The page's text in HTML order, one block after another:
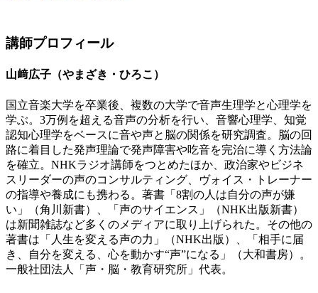
講師プロフィール
山﨑広子（やまざき・ひろこ）
国立音楽大学を卒業後、複数の大学で音声生理学と心理学を
学ぶ。3万例を超える音声の分析を行い、音響心理学、知覚
認知心理学をベースに音や声と脳の関係を研究調査。脳の回
路に着目した発声理論で発声障害や吃音を完治に導く方法論
を確立。NHKラジオ講師をつとめたほか、政治家やビジネ
スリーダーの声のコンサルティング、ヴォイス・トレーナー
の指導や養成にも携わる。著書「8割の人は自分の声が嫌
い」（角川新書）、「声のサイエンス」（NHK出版新書）
は新聞雑誌など多くのメディアに取り上げられた。その他の
著書は「人生を変える声の力」（NHK出版）、「相手に届
き、自分を変える、心を動かす“声”になる」（大和書房）。
一般社団法人「声・脳・教育研究所」代表。